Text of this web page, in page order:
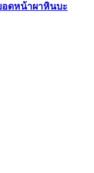
อดหน้าผาหินบะ